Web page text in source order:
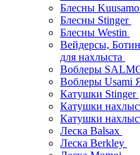
Блесны
Блесны Stinger
Блесны Westin
Вейдерсы,
для нахлыста
Воблеры
Воблеры Usami
Катушки Stinger
Катушки
Катушки
Леска Balsax
Леска Berkley